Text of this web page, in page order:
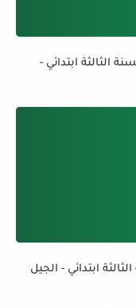
الثالثة ابتدائي -
ابتدائي - الجيل